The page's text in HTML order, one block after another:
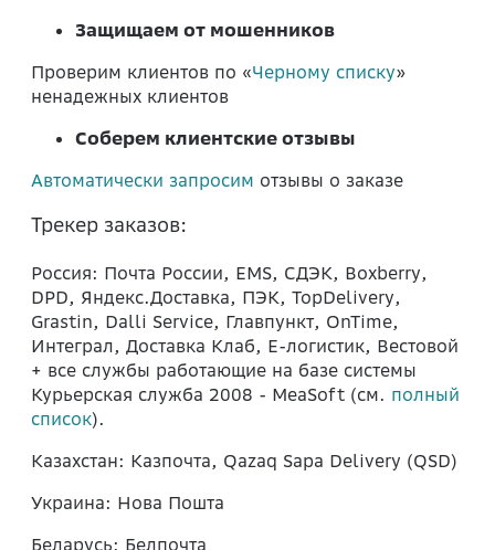
Защищаем от мошенников
Проверим клиентов по «Черному списку»
ненадежных клиентов
Соберем клиентские отзывы
Автоматически запросим отзывы о заказе
Трекер заказов:
Россия: Почта России, EMS, СДЭК, Boxberry,
DPD, Яндекс.Доставка, ПЭК, TopDelivery,
Grastin, Dalli Service, Главпункт, OnTime,
Интеграл, Доставка Клаб, Е-логистик, Вестовой
+ все службы работающие на базе системы
Курьерская служба 2008 - MeaSoft (см. полный
список).
Казахстан: Казпочта, Qazaq Sapa Delivery (QSD)
Украина: Нова Пошта
Беларусь: Белпочта